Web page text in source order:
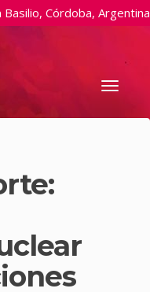
Córdoba, Argentina